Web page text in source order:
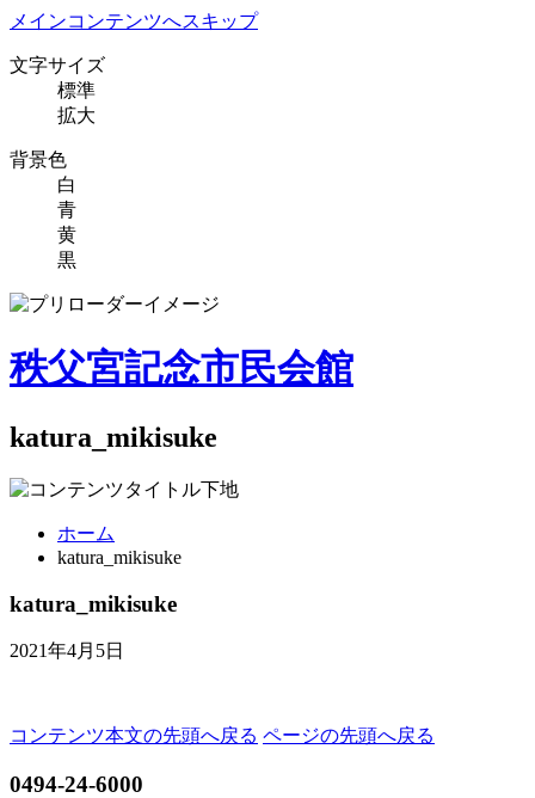
メインコンテンツへスキップ
文字サイズ
標準
拡大
背景色
白
青
黄
黒
秩父宮記念市民会館
katura_mikisuke
ホーム
katura_mikisuke
katura_mikisuke
2021年4月5日
コンテンツ本文の先頭へ戻る ページの先頭へ戻る
0494-24-6000